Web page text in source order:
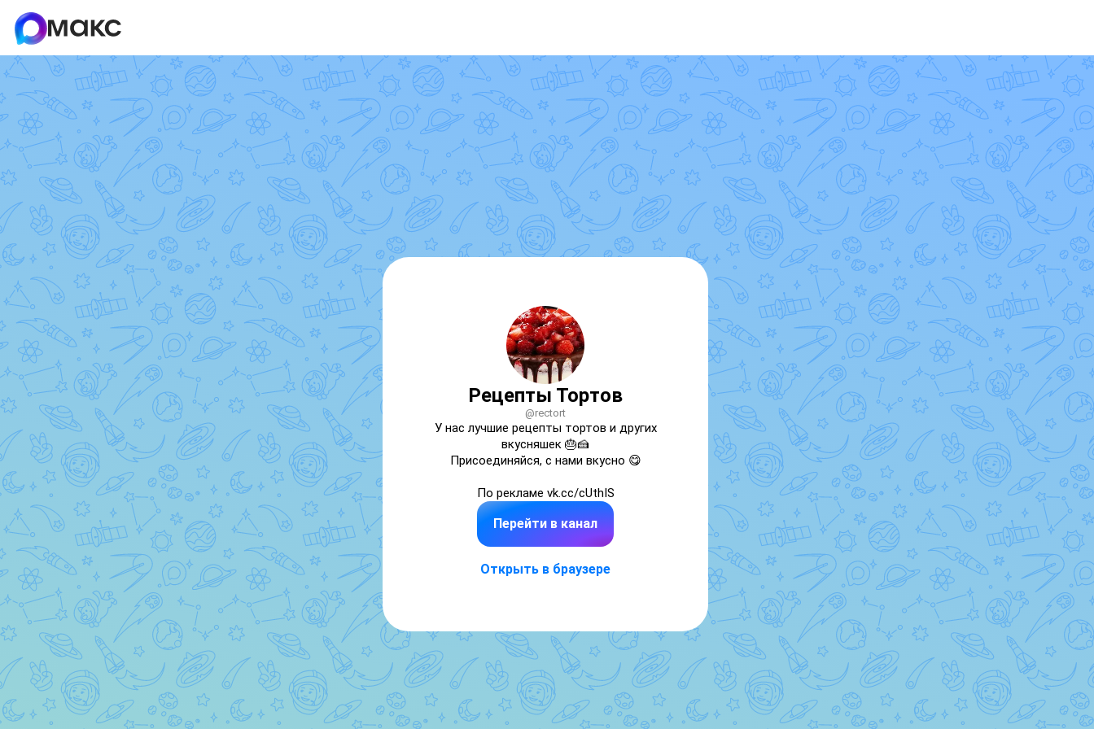
Рецепты Тортов
@rectort
У нас лучшие рецепты тортов и других
вкусняшек 🎂🍰
Присоединяйся, с нами вкусно 😋
По рекламе vk.cc/cUthIS
Перейти в канал
Открыть в браузере